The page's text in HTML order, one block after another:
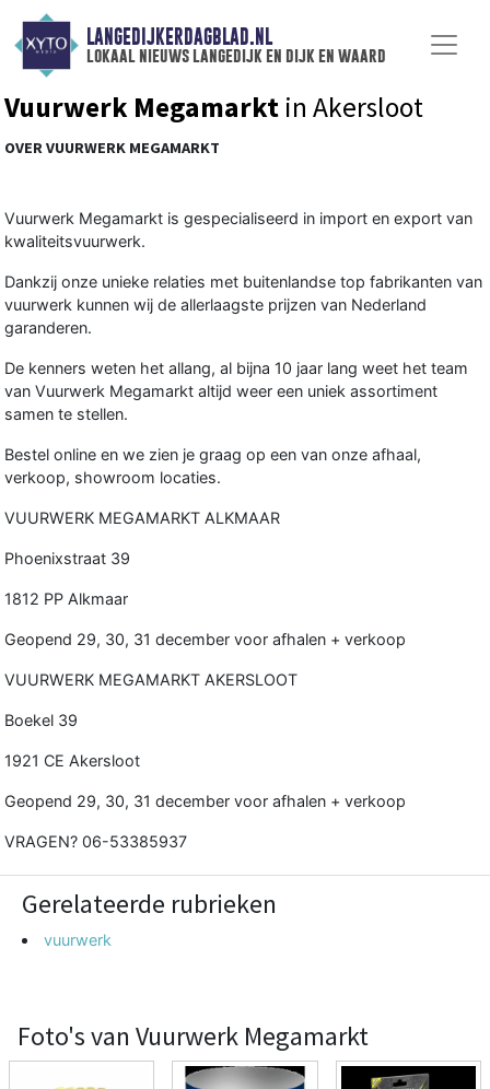
LANGEDIJKERDAGBLAD.NL
lokaal nieuws langedijk en dijk en waard
Vuurwerk Megamarkt in Akersloot
OVER VUURWERK MEGAMARKT
Vuurwerk Megamarkt is gespecialiseerd in import en export van
kwaliteitsvuurwerk.
Dankzij onze unieke relaties met buitenlandse top fabrikanten van
vuurwerk kunnen wij de allerlaagste prijzen van Nederland
garanderen.
De kenners weten het allang, al bijna 10 jaar lang weet het team
van Vuurwerk Megamarkt altijd weer een uniek assortiment
samen te stellen.
Bestel online en we zien je graag op een van onze afhaal,
verkoop, showroom locaties.
VUURWERK MEGAMARKT ALKMAAR
Phoenixstraat 39
1812 PP Alkmaar
Geopend 29, 30, 31 december voor afhalen + verkoop
VUURWERK MEGAMARKT AKERSLOOT
Boekel 39
1921 CE Akersloot
Geopend 29, 30, 31 december voor afhalen + verkoop
VRAGEN? 06-53385937
Gerelateerde rubrieken
vuurwerk
Foto's van Vuurwerk Megamarkt